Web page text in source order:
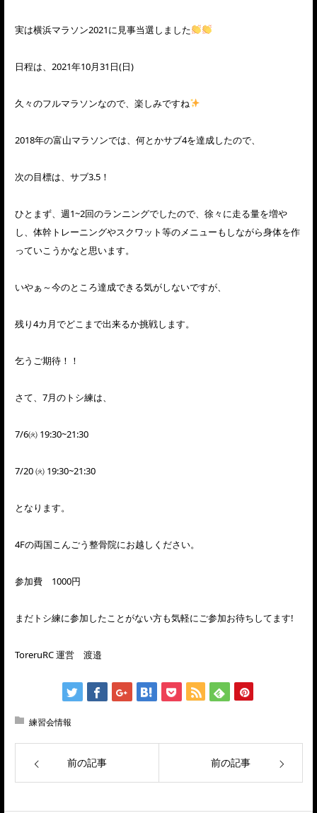
実は横浜マラソン2021に見事当選しました
日程は、2021年10月31日(日)
久々のフルマラソンなので、楽しみですね
2018年の富山マラソンでは、何とかサブ4を達成したので、
次の目標は、サブ3.5！
ひとまず、週1~2回のランニングでしたので、徐々に走る量を増や
し、体幹トレーニングやスクワット等のメニューもしながら身体を作
っていこうかなと思います。
いやぁ～今のところ達成できる気がしないですが、
残り4カ月でどこまで出来るか挑戦します。
乞うご期待！！
さて、7月のトシ練は、
7/6㈫ 19:30~21:30
7/20 ㈫ 19:30~21:30
となります。
4Fの両国こんごう整骨院にお越しください。
参加費 1000円
まだトシ練に参加したことがない方も気軽にご参加お待ちしてます!
ToreruRC 運営 渡邉
練習会情報
前の記事 前の記事